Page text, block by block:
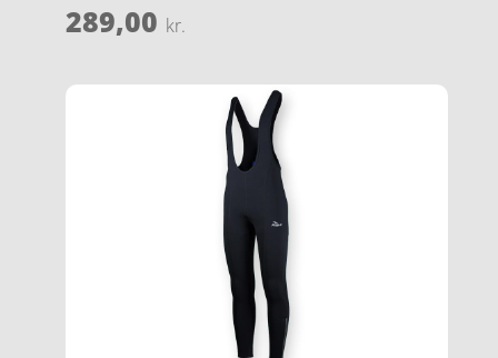
289,00 kr.